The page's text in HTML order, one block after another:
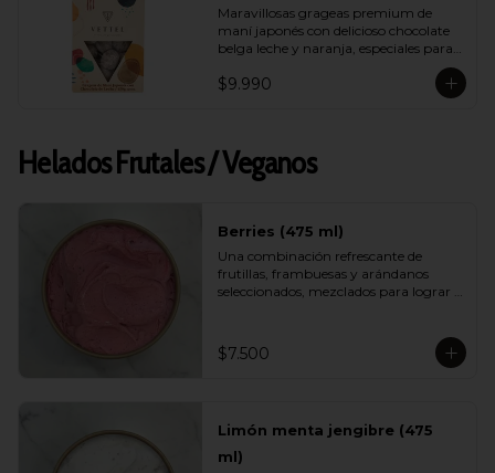
Gramos
Maravillosas grageas premium de
maní japonés con delicioso chocolate
belga leche y naranja, especiales para
quieres.
$9.990
Helados Frutales / Veganos
Berries (475 ml)
Una combinación refrescante de
frutillas, frambuesas y arándanos
seleccionados, mezclados para lograr
textura ligera lo convierten en un
helado fresco, aromático y perfecto
$7.500
Limón menta jengibre (475
ml)